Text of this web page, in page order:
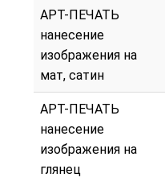
АРТ-ПЕЧАТЬ
нанесение
изображения на
мат, сатин
АРТ-ПЕЧАТЬ
нанесение
изображения на
глянец